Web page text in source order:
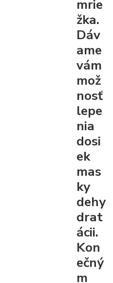
mrie
žka.
Dáv
ame
vám
mož
nosť
lepe
nia
dosi
ek
mas
ky
dehy
drat
ácii.
Kon
ečný
m